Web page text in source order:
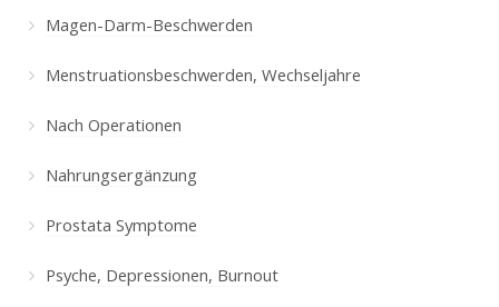
Magen-Darm-Beschwerden
Menstruationsbeschwerden, Wechseljahre
Nach Operationen
Nahrungsergänzung
Prostata Symptome
Psyche, Depressionen, Burnout